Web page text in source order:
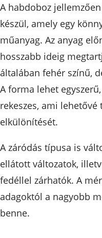
A habdoboz
készül, amely egy
műanyag. Az anyag
hosszabb ideig
általában fehér színű,
A forma lehet
rekeszes, ami
elkülönítését.
A záródás típusa is
ellátott változatok,
fedéllel zárhatók. A
adagoktól a nagyobb
benne.